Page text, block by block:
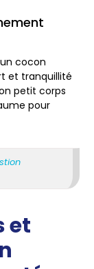
cocon
et tranquillité
petit corps
pour
et